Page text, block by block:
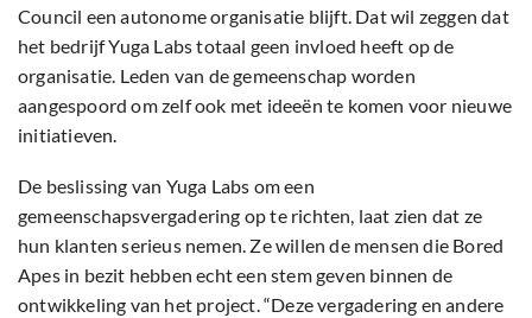
Council een autonome organisatie blijft. Dat wil zeggen dat
het bedrijf Yuga Labs totaal geen invloed heeft op de
organisatie. Leden van de gemeenschap worden
aangespoord om zelf ook met ideeën te komen voor nieuwe
initiatieven.
De beslissing van Yuga Labs om een
gemeenschapsvergadering op te richten, laat zien dat ze
hun klanten serieus nemen. Ze willen de mensen die Bored
Apes in bezit hebben echt een stem geven binnen de
ontwikkeling van het project. “Deze vergadering en andere